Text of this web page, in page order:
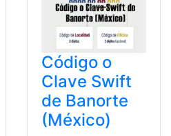
Código o
Clave Swift
de Banorte
(México)